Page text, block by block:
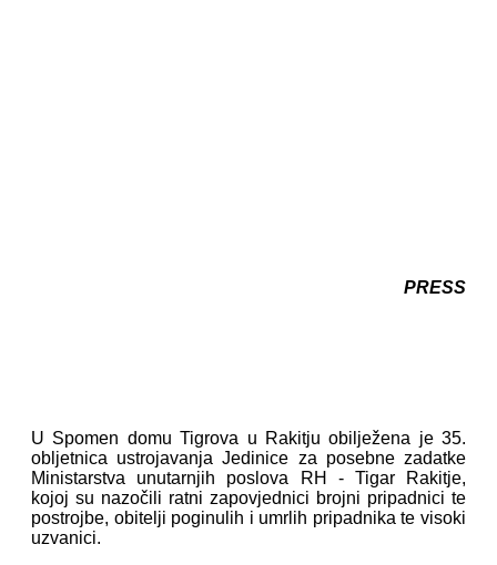
PRESS
U Spomen domu Tigrova u Rakitju obilježena je 35.
obljetnica ustrojavanja Jedinice za posebne zadatke
Ministarstva unutarnjih poslova RH - Tigar Rakitje,
kojoj su nazočili ratni zapovjednici brojni pripadnici te
postrojbe, obitelji poginulih i umrlih pripadnika te visoki
uzvanici.